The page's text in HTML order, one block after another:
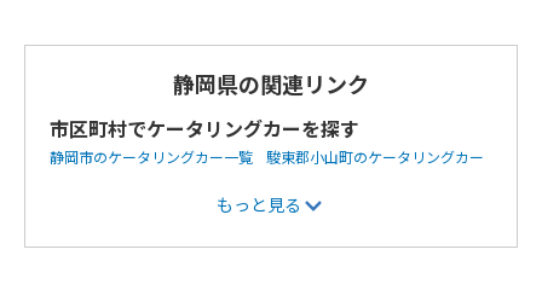
リンク、A/ 弁当、b/弁当、b/弁当 ボクス(バターチキン
静岡県の関連リンク
市区町村でケータリングカーを探す
静岡市のケータリングカー一覧
駿東郡小山町のケータリングカー
島田市のケータリングカー一覧
一覧
掛川市のケータリングカー一覧
下田市のケータリングカー
もっと見る